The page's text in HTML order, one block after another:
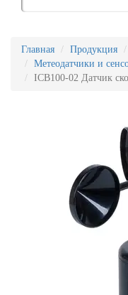
Главная Продукция
Метеодатчики и
ICB100-02 Датчик